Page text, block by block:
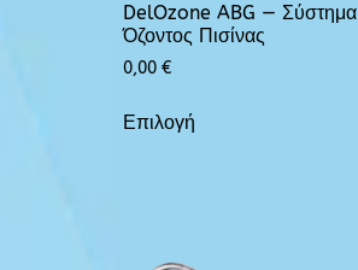
DelOzone ABG — Σύστημα
Όζοντος Πισίνας
0,00 €
Επιλογή